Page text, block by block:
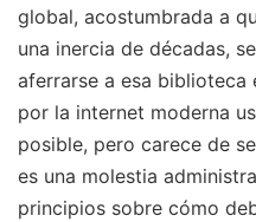
global, acostumbrada a
una inercia de décadas,
aferrarse a esa biblioteca
por la internet moderna
posible, pero carece de
es una molestia
principios sobre cómo